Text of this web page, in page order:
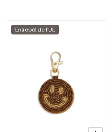
Entrepôt de l'UE